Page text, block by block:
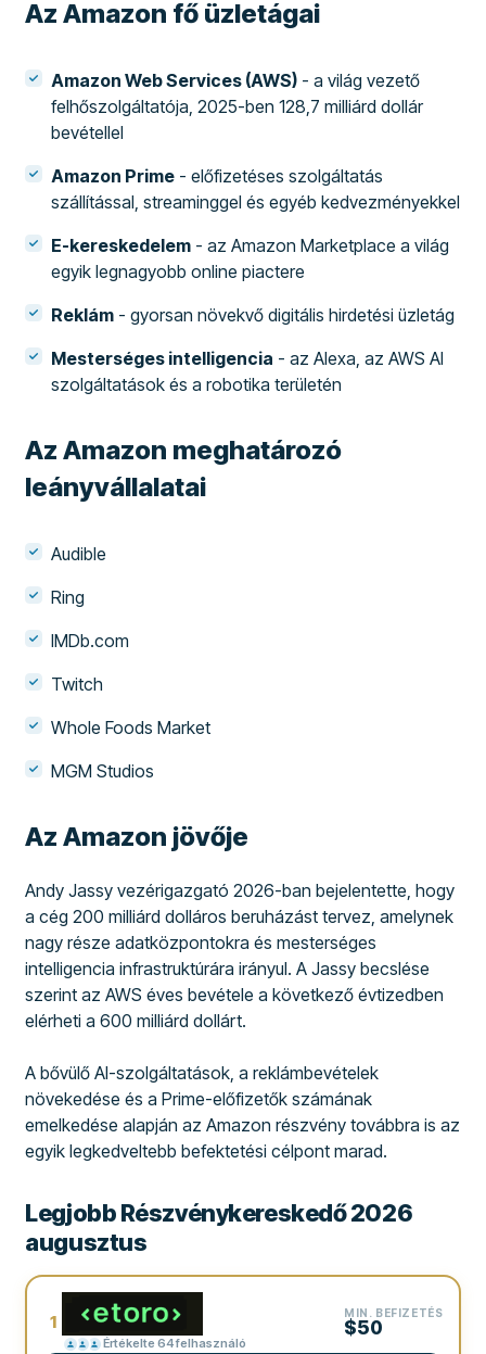
Az Amazon fő üzletágai
Amazon Web Services (AWS) - a világ vezető
felhőszolgáltatója, 2025-ben 128,7 milliárd dollár
bevétellel
Amazon Prime - előfizetéses szolgáltatás
szállítással, streaminggel és egyéb kedvezményekkel
E-kereskedelem - az Amazon Marketplace a világ
egyik legnagyobb online piactere
Reklám - gyorsan növekvő digitális hirdetési üzletág
Mesterséges intelligencia - az Alexa, az AWS AI
szolgáltatások és a robotika területén
Az Amazon meghatározó
leányvállalatai
Audible
Ring
IMDb.com
Twitch
Whole Foods Market
MGM Studios
Az Amazon jövője
Andy Jassy vezérigazgató 2026-ban bejelentette, hogy
a cég 200 milliárd dolláros beruházást tervez, amelynek
nagy része adatközpontokra és mesterséges
intelligencia infrastruktúrára irányul. A Jassy becslése
szerint az AWS éves bevétele a következő évtizedben
elérheti a 600 milliárd dollárt.
A bővülő AI-szolgáltatások, a reklámbevételek
növekedése és a Prime-előfizetők számának
emelkedése alapján az Amazon részvény továbbra is az
egyik legkedveltebb befektetési célpont marad.
Legjobb Részvénykereskedő 2026
augusztus
1
Értékelte 64 felhasználó
MIN. BEFIZETÉS
$50